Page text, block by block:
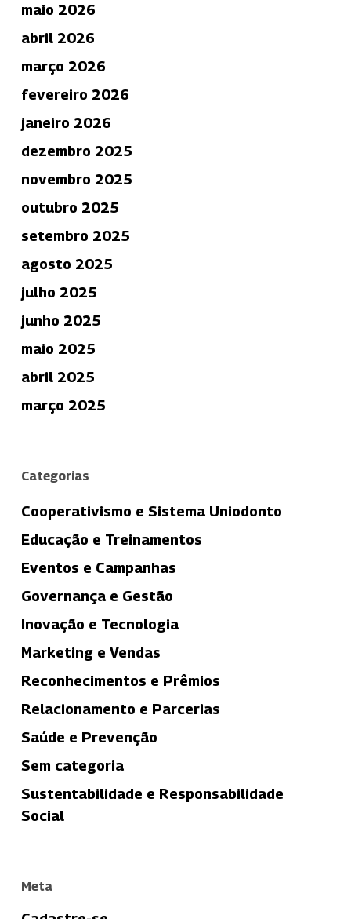
maio 2026
abril 2026
março 2026
fevereiro 2026
janeiro 2026
dezembro 2025
novembro 2025
outubro 2025
setembro 2025
agosto 2025
julho 2025
junho 2025
maio 2025
abril 2025
março 2025
Categorias
Cooperativismo e Sistema Uniodonto
Educação e Treinamentos
Eventos e Campanhas
Governança e Gestão
Inovação e Tecnologia
Marketing e Vendas
Reconhecimentos e Prêmios
Relacionamento e Parcerias
Saúde e Prevenção
Sem categoria
Sustentabilidade e Responsabilidade
Social
Meta